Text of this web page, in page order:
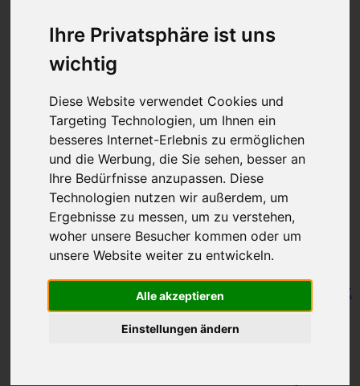
Ihre Privatsphäre ist uns
wichtig
Diese Website verwendet Cookies und
Targeting Technologien, um Ihnen ein
besseres Internet-Erlebnis zu ermöglichen
und die Werbung, die Sie sehen, besser an
Ihre Bedürfnisse anzupassen. Diese
Technologien nutzen wir außerdem, um
Ergebnisse zu messen, um zu verstehen,
woher unsere Besucher kommen oder um
unsere Website weiter zu entwickeln.
Alle akzeptieren
Einstellungen ändern
RED Fixe Rundstricknadeln
23 cm
TWIST RED Seile
SPIN NYLON Seile
TWIST X-FLEX BLUE Seile
QUADS Nadelspitzen-QUADS
Nadelspitzen
QUADS Nadelspitzen 13 cm
QUADS Nadelspitzen KURZ 10
cm
FORTÉ Nadelspitzen
TWIST Nadelspitzen- TWIST
Nadelspitzen
TWIST Nadelspitzen 13 cm
TWIST Nadelspitzen KURZ 10 cm
TWIST Nadelspitzen SEHR KURZ
8 cm
SPIN BAMBOO Nadelspitzen
BAMBOO Nadelspitzen